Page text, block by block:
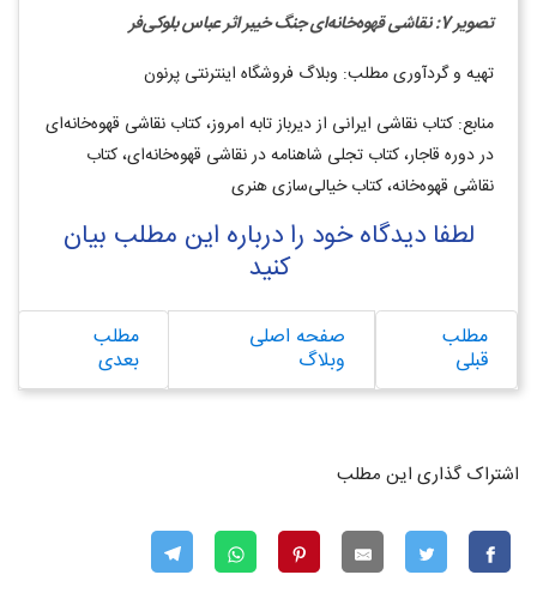
تصویر 7: نقاشی قهوه‌خانه‌ای جنگ خیبر اثر عباس بلوکی‌فر
تهیه و گردآوری مطلب: وبلاگ فروشگاه اینترنتی پرنون
منابع: کتاب نقاشی ایرانی از دیرباز تابه امروز، کتاب نقاشی قهوه‌خانه‌ای
در دوره قاجار، کتاب تجلی شاهنامه در نقاشی قهوه‌خانه‌ای، کتاب
نقاشی قهوه‌خانه، کتاب خیالی‌سازی هنری
لطفا دیدگاه خود را درباره این مطلب بیان
کنید
مطلب
قبلی
صفحه اصلی
وبلاگ
مطلب
بعدی
اشتراک گذاری این مطلب